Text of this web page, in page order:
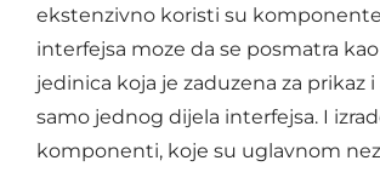
ekstenzivno koristi su
interfejsa moze da se posmatra
jedinica koja je zaduzena za prikaz i
samo jednog dijela interfejsa. I
komponenti, koje su uglavnom